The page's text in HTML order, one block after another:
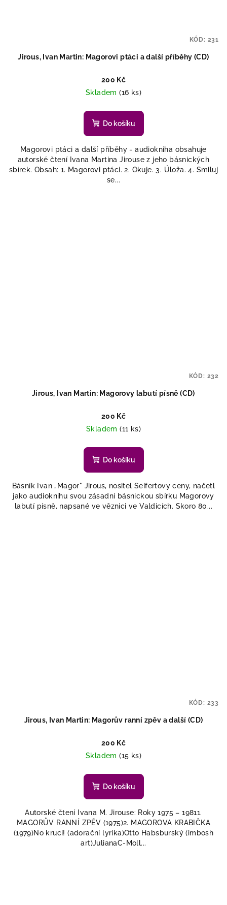
Jirous, Ivan Martin: Magorovi ptáci a další příběhy (CD)
200 Kč
Skladem(16 ks)
Do košíku
Magorovi ptáci a další příběhy - audiokniha obsahuje
autorské čtení Ivana Martina Jirouse z jeho básnických
sbírek. Obsah: 1. Magorovi ptáci. 2. Okuje. 3. Úloža. 4. Smiluj
se...
KÓD: 231
Jirous, Ivan Martin: Magorovy labutí písně (CD)
200 Kč
Skladem(11 ks)
Do košíku
Básník Ivan „Magor" Jirous, nositel Seifertovy ceny, načetl
jako audioknihu svou zásadní básnickou sbírku Magorovy
labutí písně, napsané ve věznici ve Valdicích. Skoro 80...
KÓD: 232
Jirous, Ivan Martin: Magorův ranní zpěv a další (CD)
200 Kč
Skladem(15 ks)
Do košíku
Autorské čtení Ivana M. Jirouse: Roky 1975 – 19811.
MAGORŮV RANNÍ ZPĚV (1975)2. MAGOROVA KRABIČKA
(1979)No kruci! (adorační lyrika)Otto Habsburský (imbosh
art)JulianaC-Moll...
KÓD: 233